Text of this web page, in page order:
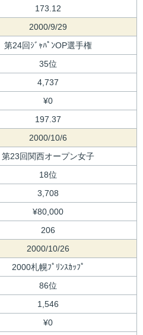
173.12
2000/9/29
第24回ｼﾞｬﾊﾟﾝOP選手権
35位
4,737
¥0
197.37
2000/10/6
第23回関西オープン女子
18位
3,708
¥80,000
206
2000/10/26
2000札幌ﾌﾟﾘﾝｽｶｯﾌﾟ
86位
1,546
¥0